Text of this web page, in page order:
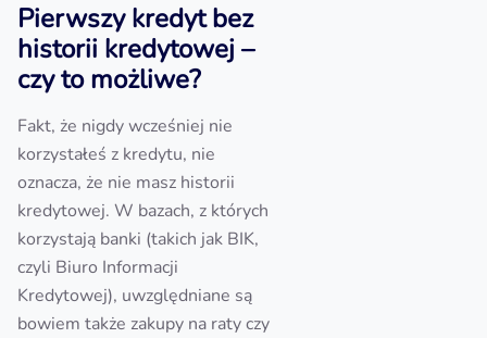
Pierwszy kredyt bez
historii kredytowej –
czy to możliwe?
Fakt, że nigdy wcześniej nie
korzystałeś z kredytu, nie
oznacza, że nie masz historii
kredytowej. W bazach, z których
korzystają banki (takich jak BIK,
czyli Biuro Informacji
Kredytowej), uwzględniane są
bowiem także zakupy na raty czy